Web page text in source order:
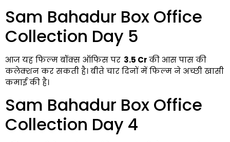
Sam Bahadur Box Office
Collection Day 5
आज यह फिल्म बॉक्स ऑफिस पर ₹ 3.5 Crकी आस पास की
कलेक्शन कर सकती है। बीते चार दिनों में फिल्म ने अच्छी खासी
कमाई की है।
Sam Bahadur Box Office
Collection Day 4